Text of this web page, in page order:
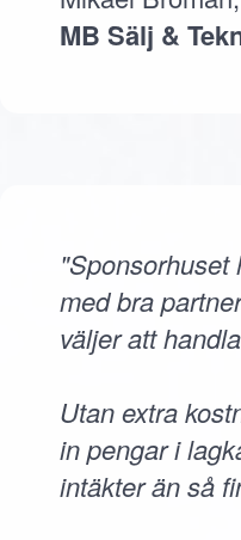
MB Sälj &
"Sponsorhuset
med bra
väljer att
Utan extra
in pengar i
intäkter än så